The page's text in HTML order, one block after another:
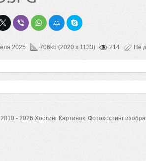
2025 706kb (2020 x 1133) 214 Не
- 2026 Хостинг Картинок. Фотохостинг